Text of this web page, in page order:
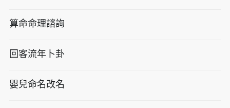
算命命理諮詢
回客流年卜卦
嬰兒命名改名